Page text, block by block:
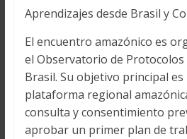
Aprendizajes desde Brasil y
El encuentro amazónico es
el Observatorio de
Brasil. Su objetivo principal
plataforma regional
consulta y consentimiento
aprobar un primer plan de